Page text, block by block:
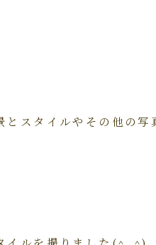
とスタイルやその他の